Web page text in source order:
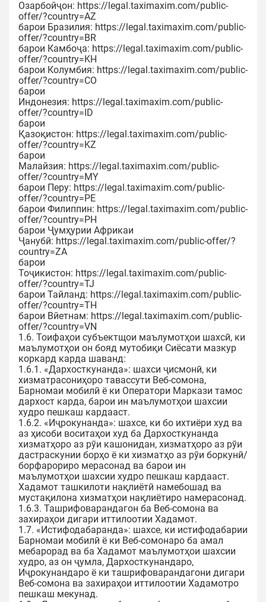
Озарбойҷон: https://legal.taximaxim.com/public-
offer/?country=AZ
барои Бразилия: https://legal.taximaxim.com/public-
offer/?country=BR
барои Камбоҷа: https://legal.taximaxim.com/public-
offer/?country=KH
барои Колумбия: https://legal.taximaxim.com/public-
offer/?country=CO
барои
Индонезия: https://legal.taximaxim.com/public-
offer/?country=ID
барои
Қазоқистон: https://legal.taximaxim.com/public-
offer/?country=KZ
барои
Малайзия: https://legal.taximaxim.com/public-
offer/?country=MY
барои Перу: https://legal.taximaxim.com/public-
offer/?country=PE
барои Филиппин: https://legal.taximaxim.com/public-
offer/?country=PH
барои Ҷумҳурии Африкаи
Ҷанубӣ: https://legal.taximaxim.com/public-offer/?
country=ZA
барои
Тоҷикистон: https://legal.taximaxim.com/public-
offer/?country=TJ
барои Тайланд: https://legal.taximaxim.com/public-
offer/?country=TH
барои Вйетнам: https://legal.taximaxim.com/public-
offer/?country=VN
1.6. Тоифаҳои субъектщои маълумотҳои шахсӣ, ки
маълумотҳои он бояд мутобиқи Сиёсати мазкур
коркард карда шаванд:
1.6.1. «Дархосткунанда»: шахси ҷисмонӣ, ки
хизматрасониҳоро тавассути Веб-сомона,
Барномаи мобилӣ ё ки Оператори Маркази тамос
дархост карда, барои ин маълумотҳои шахсии
худро пешкаш кардааст.
1.6.2. «Иҷрокунанда»: шахсе, ки бо ихтиёри худ ва
аз ҳисоби воситаҳои худ ба Дархосткунанда
хизматҳоро аз рӯи кашонидан, хизматҳоро аз рӯи
дастраскунии борҳо ё ки хизматҳо аз рӯи боркунӣ/
борфарориро мерасонад ва барои ин
маълумотҳои шахсии худро пешкаш кардааст.
Хадамот ташкилоти нақлиётӣ намебошад ва
мустақилона хизматҳои нақлиётиро намерасонад.
1.6.3. Ташрифоварандагон ба Веб-сомона ва
захираҳои дигари иттилоотии Хадамот.
1.7. «Истифодабаранда»: шахсе, ки истифодабарии
Барномаи мобилӣ ё ки Веб-сомонаро ба амал
мебарорад ва ба Хадамот маълумотҳои шахсии
худро, аз он ҷумла, Дархосткунандаро,
Иҷрокунандаро ё ки ташрифоварандагони дигари
Веб-сомона ва захираҳои иттилоотии Хадамотро
пешкаш мекунад.